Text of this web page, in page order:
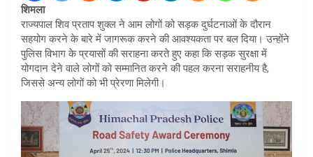
शिमला
राज्यपाल शिव प्रताप शुक्ल ने आम लोगों को सड़क दुर्घटनाओं के दौरान
सहयोग करने के बारे में जागरूक करने की आवश्यकता पर बल दिया। उन्होंने
पुलिस विभाग के प्रयासों की सराहना करते हुए कहा कि सड़क सुरक्षा में
योगदान देने वाले लोगों को सम्मानित करने की पहल करना सराहनीय है,
जिससे अन्य लोगों को भी प्रेरणा मिलेगी।